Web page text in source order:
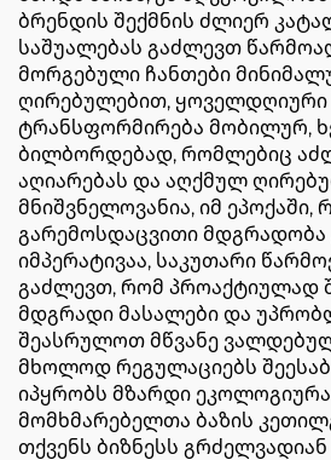
ბრენდის შექმნის ძლიერ
საშუალებას გაძლევთ
მორგებული ჩანთები
ღირებულებით, ყოველდღიური
ტრანსფორმირება მობილურ,
ბილბორდებად, რომლებიც
აღიარებას და აღქმულ
მნიშვნელოვანია, იმ ეპოქაში,
გარემოსდაცვითი
იმპერატივაა, საკუთარი
გაძლევთ, რომ პროაქტიულად
მდგრადი მასალები და
შეასრულოთ მწვანე
მხოლოდ რეგულაციებს
იპყრობს მზარდი
მომხმარებელთა ბაზის
თქვენს ბიზნესს